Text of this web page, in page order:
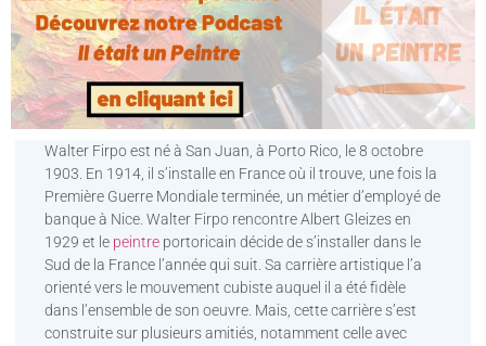
Walter Firpo est né à San Juan, à Porto Rico, le 8 octobre
1903. En 1914, il s’installe en France où il trouve, une fois la
Première Guerre Mondiale terminée, un métier d’employé de
banque à Nice. Walter Firpo rencontre Albert Gleizes en
1929 et le peintreportoricain décide de s’installer dans le
Sud de la France l’année qui suit. Sa carrière artistique l’a
orienté vers le mouvement cubiste auquel il a été fidèle
dans l’ensemble de son oeuvre. Mais, cette carrière s’est
construite sur plusieurs amitiés, notamment celle avec